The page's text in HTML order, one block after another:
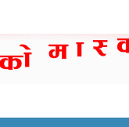
site